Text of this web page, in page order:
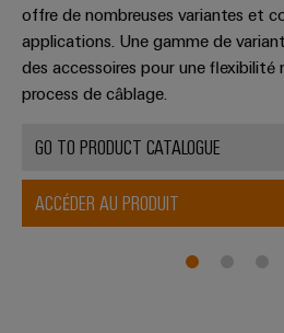
offre de nombreuses variantes et
applications. Une gamme de
des accessoires pour une flexibilité
process de câblage.
GO TO PRODUCT CATALOGUE
ACCÉDER AU PRODUIT